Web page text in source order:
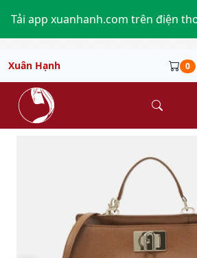
Tải app xuanhanh.com trên điện
Xuân Hạnh 0